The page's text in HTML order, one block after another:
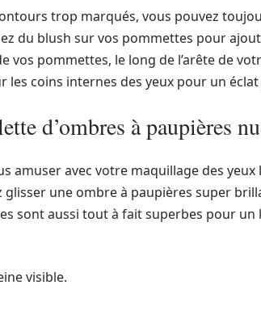
trop marqués, vous pouvez
du blush sur vos pommettes pour
vos pommettes, le long de l’arête de
coins internes des yeux pour un
d’ombres à paupières
amuser avec votre maquillage des
une ombre à paupières super
sont aussi tout à fait superbes pour un
visible.